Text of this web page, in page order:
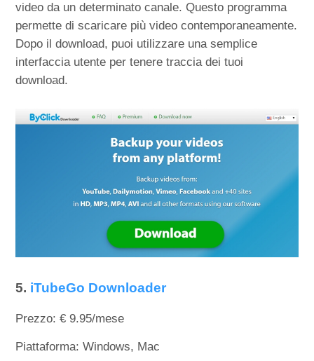
video da un determinato canale. Questo programma
permette di scaricare più video contemporaneamente.
Dopo il download, puoi utilizzare una semplice
interfaccia utente per tenere traccia dei tuoi
download.
5. iTubeGo Downloader
Prezzo: € 9.95/mese
Piattaforma: Windows, Mac